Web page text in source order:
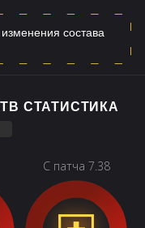
состава
СТАТИСТИКА
С патча 7.38